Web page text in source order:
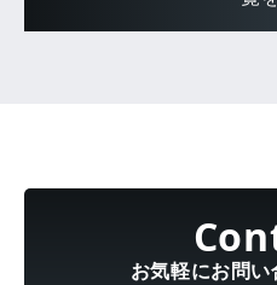
お気軽にお問